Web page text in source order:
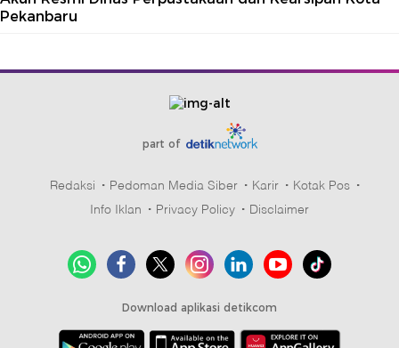
Pekanbaru
part of
Redaksi Pedoman Media Siber Karir
Kotak Pos
Info Iklan
Privacy Policy Disclaimer
Download aplikasi detikcom